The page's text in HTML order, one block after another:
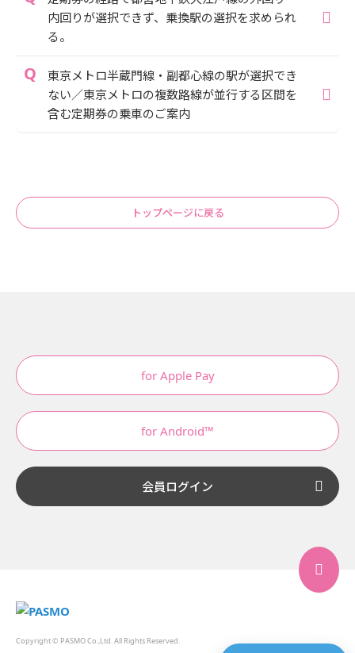
内回りが選択できず、乗換駅の選択を求められ
る。
東京メトロ半蔵門線・副都心線の駅が選択でき
ない／東京メトロの複数路線が並行する区間を
含む定期券の乗車のご案内
トップページに戻る
for Apple Pay
for Android™
会員ログイン
Copyright © PASMO Co.,Ltd. All Rights Reserved.